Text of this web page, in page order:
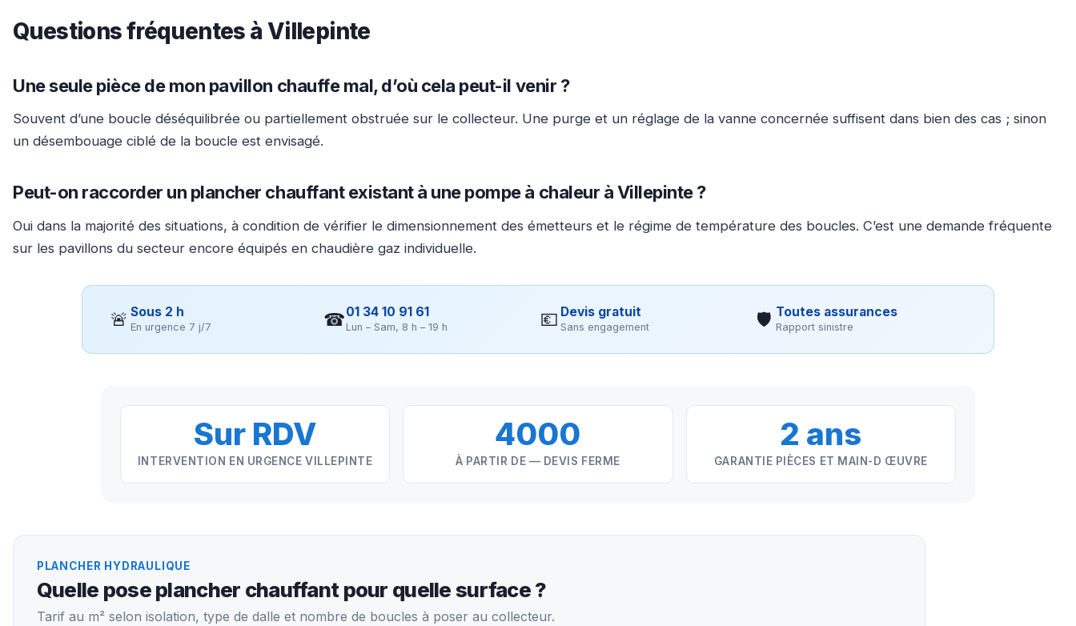
Questions fréquentes à Villepinte
Une seule pièce de mon pavillon chauffe mal, d’où cela peut-il venir ?
Souvent d’une boucle déséquilibrée ou partiellement obstruée sur le collecteur. Une purge et un réglage de la vanne concernée suffisent dans bien des cas ; sinon
un désembouage ciblé de la boucle est envisagé.
Peut-on raccorder un plancher chauffant existant à une pompe à chaleur à Villepinte ?
Oui dans la majorité des situations, à condition de vérifier le dimensionnement des émetteurs et le régime de température des boucles. C’est une demande fréquente
sur les pavillons du secteur encore équipés en chaudière gaz individuelle.
🚨 Sous 2 h
En urgence 7 j/7 ☎01 34 10 91 61
Lun – Sam, 8 h – 19 h 💶 Devis gratuit
Sans engagement 🛡 Toutes assurances
Rapport sinistre
Sur RDV
INTERVENTION EN URGENCE VILLEPINTE
4000
À PARTIR DE — DEVIS FERME
2 ans
GARANTIE PIÈCES ET MAIN-D ŒUVRE
PLANCHER HYDRAULIQUE
Quelle pose plancher chauffant pour quelle surface ?
Tarif au m² selon isolation, type de dalle et nombre de boucles à poser au collecteur.